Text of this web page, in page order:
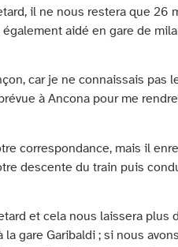
il ne nous restera que 26
aidé en gare de
car je ne connaissais pas
à Ancona pour me
correspondance, mais il
descente du train puis
et cela nous laissera plus
gare Garibaldi ; si nous